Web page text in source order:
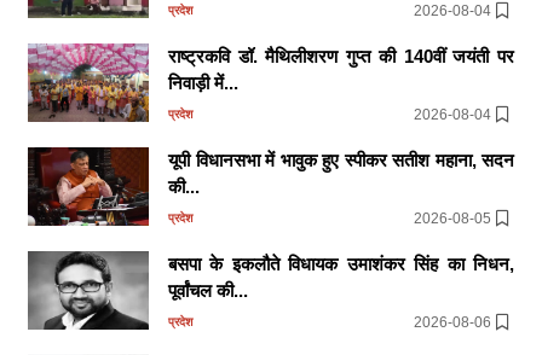
प्रदेश 2026-08-04
राष्ट्रकवि डॉ. मैथिलीशरण गुप्त की 140वीं जयंती पर
निवाड़ी में...
प्रदेश 2026-08-04
यूपी विधानसभा में भावुक हुए स्पीकर सतीश महाना, सदन
की...
प्रदेश 2026-08-05
बसपा के इकलौते विधायक उमाशंकर सिंह का निधन,
पूर्वांचल की...
प्रदेश 2026-08-06